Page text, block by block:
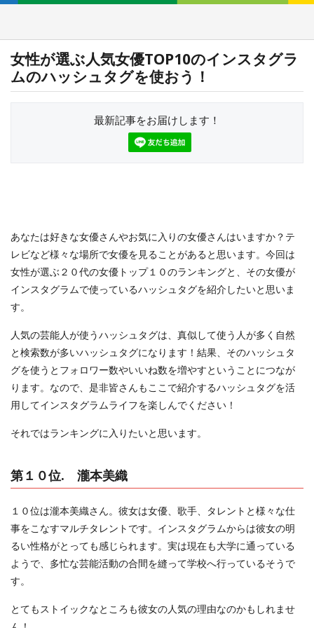
女性が選ぶ人気女優TOP10のインスタグラ
ムのハッシュタグを使おう！
最新記事をお届けします！
あなたは好きな女優さんやお気に入りの女優さんはいますか？テ
レビなど様々な場所で女優を見ることがあると思います。今回は
女性が選ぶ２０代の女優トップ１０のランキングと、その女優が
インスタグラムで使っているハッシュタグを紹介したいと思いま
す。
人気の芸能人が使うハッシュタグは、真似して使う人が多く自然
と検索数が多いハッシュタグになります！結果、そのハッシュタ
グを使うとフォロワー数やいいね数を増やすということにつなが
ります。なので、是非皆さんもここで紹介するハッシュタグを活
用してインスタグラムライフを楽しんでください！
それではランキングに入りたいと思います。
第１０位. 瀧本美織
１０位は瀧本美織さん。彼女は女優、歌手、タレントと様々な仕
事をこなすマルチタレントです。インスタグラムからは彼女の明
るい性格がとっても感じられます。実は現在も大学に通っている
ようで、多忙な芸能活動の合間を縫って学校へ行っているそうで
す。
とてもストイックなところも彼女の人気の理由なのかもしれませ